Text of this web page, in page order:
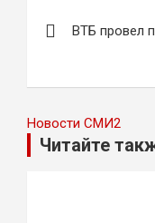
по
записям
ВТБ провел
Новости СМИ2
Читайте